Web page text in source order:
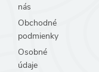
nás
Obchodné
podmienky
Osobné
údaje